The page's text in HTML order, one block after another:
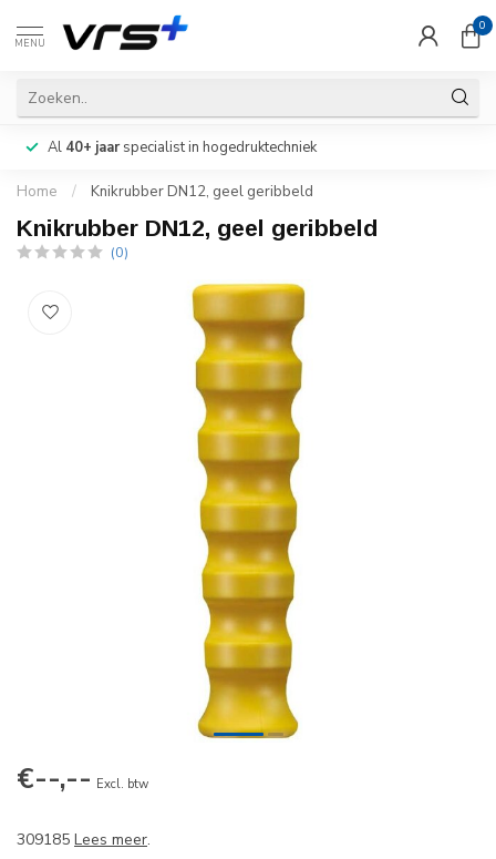
MENU
0
Al 40+ jaarspecialist in hogedruktechniek
Home / Knikrubber DN12, geel geribbeld
Knikrubber DN12, geel geribbeld
(0)
€--,-- Excl. btw
309185 Lees meer.